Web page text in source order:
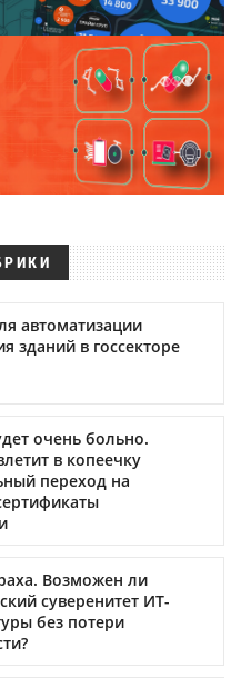
автоматизации
зданий в госсекторе
очень больно.
в копеечку
переход на
Возможен ли
суверенитет ИТ-
без потери